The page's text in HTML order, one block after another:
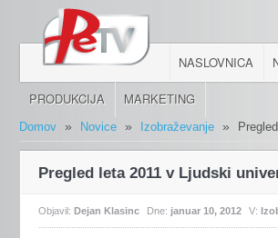
NASLOVNICA
PRODUKCIJA MARKETING
Domov » Novice » Izobraževanje »
Pregled leta 2011 v Ljudski
Objavil:Dejan Klasinc Dne: januar 10, 2012 V: